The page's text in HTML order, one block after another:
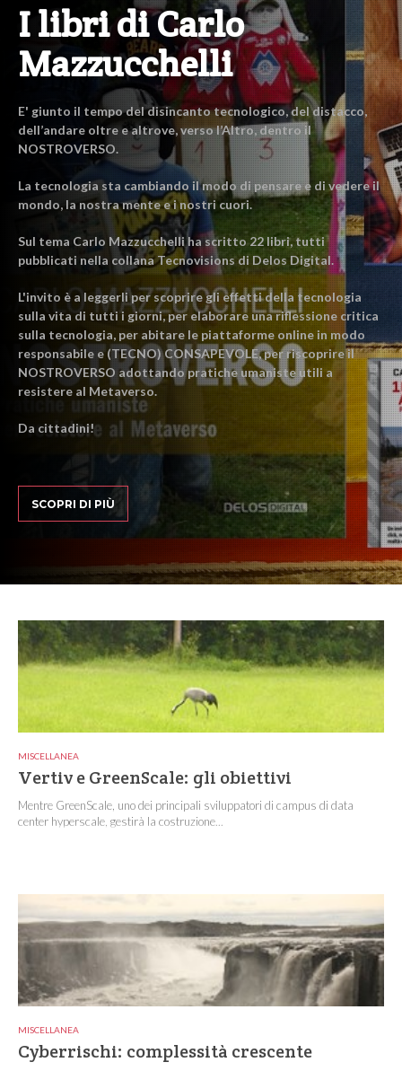
I libri di Carlo
Mazzucchelli
E' giunto il tempo del disincanto tecnologico, del distacco,
dell’andare oltre e altrove, verso l’Altro, dentro il
NOSTROVERSO.
La tecnologia sta cambiando il modo di pensare e di vedere il
mondo, la nostra mente e i nostri cuori.
Sul tema Carlo Mazzucchelli ha scritto 22 libri, tutti
pubblicati nella collana Tecnovisions di Delos Digital.
L'invito è a leggerli per scoprire gli effetti della tecnologia
sulla vita di tutti i giorni, per elaborare una riflessione critica
sulla tecnologia, per abitare le piattaforme online in modo
responsabile e (TECNO) CONSAPEVOLE, per riscoprire il
NOSTROVERSO adottando pratiche umaniste utili a
resistere al Metaverso.
Da cittadini!
SCOPRI DI PIÙ
MISCELLANEA
Vertiv e GreenScale: gli obiettivi
Mentre GreenScale, uno dei principali sviluppatori di campus di data
center hyperscale, gestirà la costruzione...
MISCELLANEA
Cyberrischi: complessità crescente